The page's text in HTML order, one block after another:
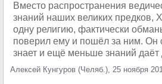
Вместо распространения
знаний наших великих предков,
одну религию, фактически
поверил ему и пошёл за ним. Он
знает и ещё меньше знаний даёт
Алексей Кунгуров (Челяб.), 25 ноября